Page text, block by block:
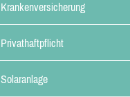
Krankenversicherung
Privathaftpflicht
Solaranlage